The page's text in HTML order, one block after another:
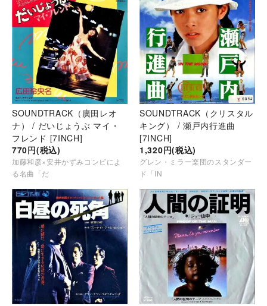
SOUNDTRACK（廣田レオ
ナ） / だいじょうぶ マイ・
フレンド [7INCH]
770円(税込)
加藤和彦×安井かずみコンビによ
る名曲「だ
SOUNDTRACK（クリスタル
キング） / 瀬戸内行進曲
[7INCH]
1,320円(税込)
グレン・ミラー楽団のスタンダー
ド「IN